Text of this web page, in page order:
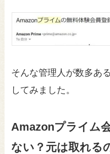
そんな管理人が数多あ
してみました。
Amazonプライム
ない？元は取れる